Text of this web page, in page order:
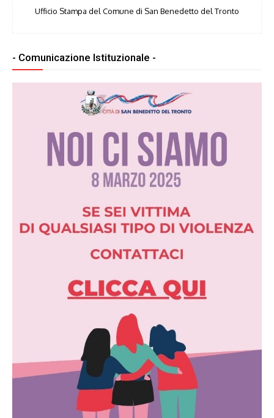
Ufficio Stampa del Comune di San Benedetto del Tronto
- Comunicazione Istituzionale -